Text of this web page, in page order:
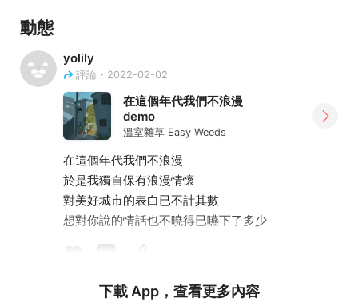
動態
yolily
評論・2022-02-02
在這個年代我們不浪漫
demo
溫室雜草 Easy Weeds
在這個年代我們不浪漫
於是我獨自保有浪漫情懷
對美好城市的表白已不計其數
想對你說的情話也不曉得已嚥下了多少
下載 App，查看更多內容